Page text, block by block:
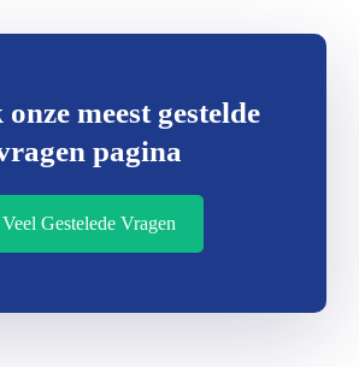
meest gestelde
pagina
Veel Gestelede Vragen